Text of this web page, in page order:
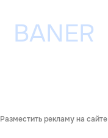
Разместить рекламу на сайте